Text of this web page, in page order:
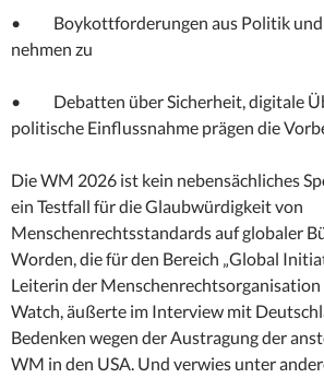
• Boykottforderungen aus Politik und
nehmen zu
• Debatten über Sicherheit, digitale
politische Einflussnahme prägen die
Die WM 2026 ist kein nebensächliches
ein Testfall für die Glaubwürdigkeit von
Menschenrechtsstandards auf globaler
Worden, die für den Bereich „Global
Leiterin der
Watch, äußerte im Interview mit
Bedenken wegen der Austragung der
WM in den USA. Und verwies unter